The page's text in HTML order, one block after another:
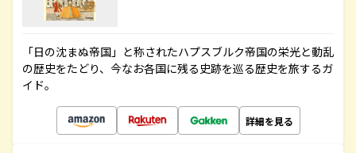
「日の沈まぬ帝国」と称されたハプスブルク帝国の栄光と動乱
の歴史をたどり、今なお各国に残る史跡を巡る歴史を旅するガ
イド。
詳細を見る